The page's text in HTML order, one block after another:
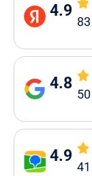
4.9
83
4.8
50
4.9
41